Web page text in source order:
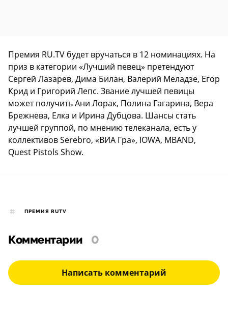
Премия RU.TV будет вручаться в 12 номинациях. На
приз в категории «Лучший певец» претендуют
Сергей Лазарев, Дима Билан, Валерий Меладзе, Егор
Крид и Григорий Лепс. Звание лучшей певицы
может получить Ани Лорак, Полина Гагарина, Вера
Брежнева, Елка и Ирина Дубцова. Шансы стать
лучшей группой, по мнению телеканала, есть у
коллективов Serebro, «ВИА Гра», IOWA, MBAND,
Quest Pistols Show.
ПРЕМИЯ RUTV
Комментарии 0
Написать комментарий